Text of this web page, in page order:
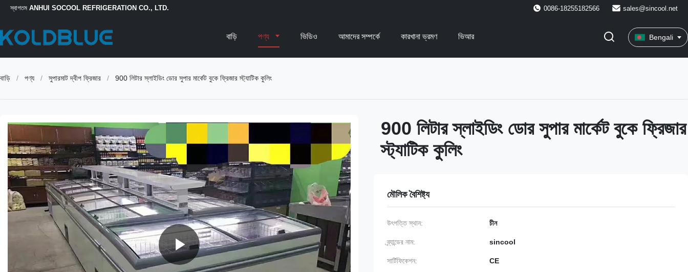
স্বাগতম ANHUI SOCOOL REFRIGERATION CO., LTD. 0086-18255182566 sales@sincool.net
বাড়ি পণ্য ভিডিও আমাদের সম্পর্কে কারখানা ভ্রমণ ভিআর Bengali
বাড়ি / পণ্য / সুপারমাট দ্বীপ ফ্রিজার / 900 লিটার স্লাইডিং ডোর সুপার মার্কেট বুকে ফ্রিজার স্ট্যাটিক কুলিং
900 লিটার স্লাইডিং ডোর সুপার মার্কেট বুকে ফ্রিজার
স্ট্যাটিক কুলিং
মৌলিক বৈশিষ্ট্য
উৎপত্তি স্থান: চীন
ব্র্যান্ডের নাম: sincool
সার্টিফিকেশন: CE